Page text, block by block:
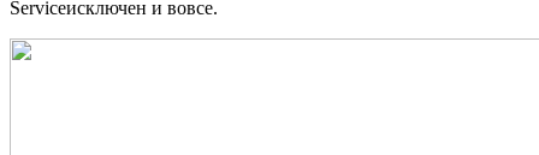
Serviceисключен и вовсе.